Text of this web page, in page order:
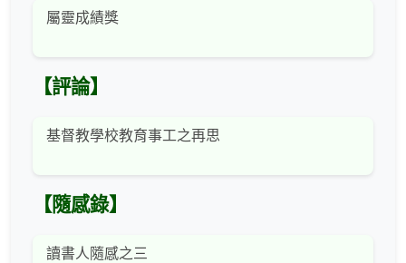
屬靈成績獎
【評論】
基督教學校教育事工之再思
【隨感錄】
讀書人隨感之三